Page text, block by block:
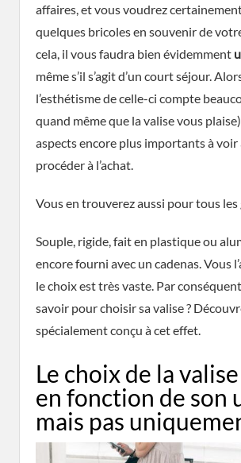
affaires, et vous voudrez
quelques bricoles en souvenir de
cela, il vous faudra bien évidemment
même s’il s’agit d’un court séjour.
l’esthétisme de celle-ci compte
quand même que la valise vous
aspects encore plus importants à voir
procéder à l’achat.
Vous en trouverez aussi pour tous les
Souple, rigide, fait en plastique ou
encore fourni avec un cadenas. Vous
le choix est très vaste. Par
savoir pour choisir sa valise ?
spécialement conçu à cet effet.
Le choix de la
en fonction de son
mais pas